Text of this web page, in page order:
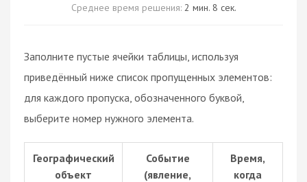
Среднее время решения: 2 мин. 8 сек.
Заполните пустые ячейки таблицы, используя
приведённый ниже список пропущенных элементов:
для каждого пропуска, обозначенного буквой,
выберите номер нужного элемента.
Географический
объект
Событие
(явление,
Время,
когда